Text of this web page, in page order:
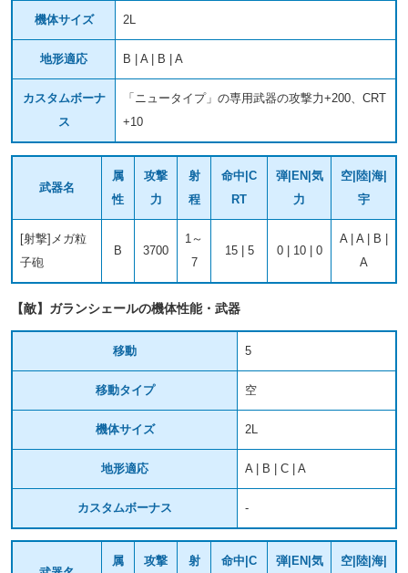
機体サイズ 2L
地形適応 B | A | B | A
カスタムボーナ
ス
「ニュータイプ」の専用武器の攻撃力+200、CRT
+10
武器名
属
性
攻撃
力
射
程
命中|C
RT
弾|EN|気
力
空|陸|海|
宇
[射撃]メガ粒
子砲
B 3700
1～
7
15 | 5 0 | 10 | 0
A | A | B |
A
【敵】ガランシェールの機体性能・武器
移動 5
移動タイプ 空
機体サイズ 2L
地形適応 A | B | C | A
カスタムボーナス -
属 攻撃 射 命中|C 弾|EN|気 空|陸|海|